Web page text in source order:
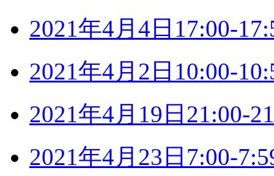
2021年4月4日17:00-
2021年4月2日10:00-
2021年4月19日21:00-
2021年4月23日7:00-